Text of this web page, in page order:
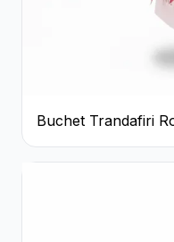
Buchet Trandafiri